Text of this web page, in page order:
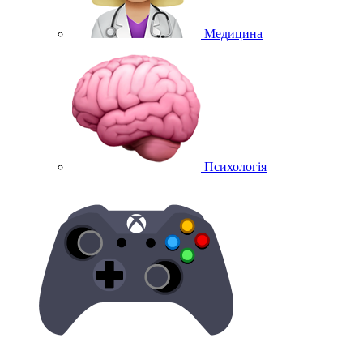
Медицина
Психологія